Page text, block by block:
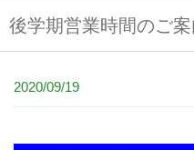
ン
コ
後学期営業時間のご
2020/09/19